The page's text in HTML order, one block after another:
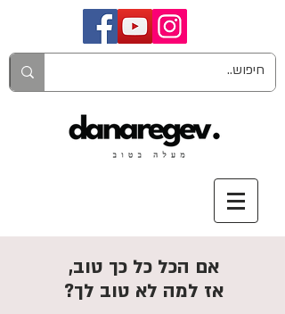
אם הכל כל כך טוב,
אז למה לא טוב לך?